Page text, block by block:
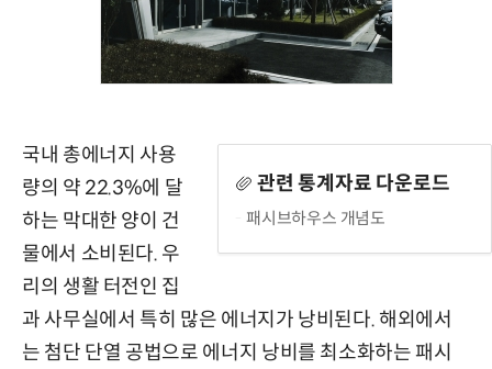
관련 통계자료 다운로드
패시브하우스 개념도
국내 총에너지 사용
량의 약 22.3%에 달
하는 막대한 양이 건
물에서 소비된다. 우
리의 생활 터전인 집
과 사무실에서 특히 많은 에너지가 낭비된다. 해외에서
는 첨단 단열 공법으로 에너지 낭비를 최소화하는 패시